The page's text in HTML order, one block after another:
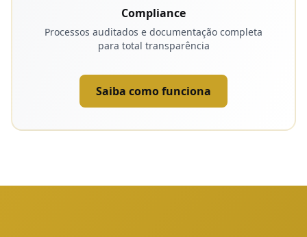
Compliance
Processos auditados e documentação completa
para total transparência
Saiba como funciona